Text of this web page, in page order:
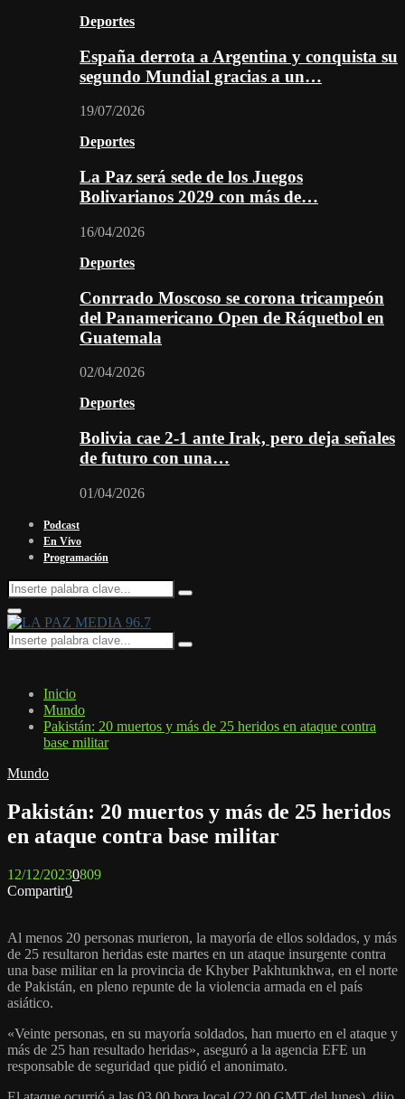
Deportes
España derrota a Argentina y conquista su
segundo Mundial gracias a un…
19/07/2026
Deportes
La Paz será sede de los Juegos
Bolivarianos 2029 con más de…
16/04/2026
Deportes
Conrrado Moscoso se corona tricampeón
del Panamericano Open de Ráquetbol en
Guatemala
02/04/2026
Deportes
Bolivia cae 2-1 ante Irak, pero deja señales
de futuro con una…
01/04/2026
Podcast
En Vivo
Programación
Search
for:
Search
Facebook
Twitter
Instagram
Youtube
Email
Twitch
Whatsapp
Primary
Menu
Search
for:
Search
Inicio
Mundo
Pakistán: 20 muertos y más de 25 heridos en ataque contra
base militar
Mundo
Pakistán: 20 muertos y más de 25 heridos
en ataque contra base militar
12/12/20230809
Compartir0
Al menos 20 personas murieron, la mayoría de ellos soldados, y más
de 25 resultaron heridas este martes en un ataque insurgente contra
una base militar en la provincia de Khyber Pakhtunkhwa, en el norte
de Pakistán, en pleno repunte de la violencia armada en el país
asiático.
«Veinte personas, en su mayoría soldados, han muerto en el ataque y
más de 25 han resultado heridas», aseguró a la agencia EFE un
responsable de seguridad que pidió el anonimato.